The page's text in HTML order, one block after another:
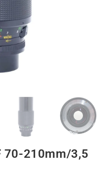
70-210mm/3,5